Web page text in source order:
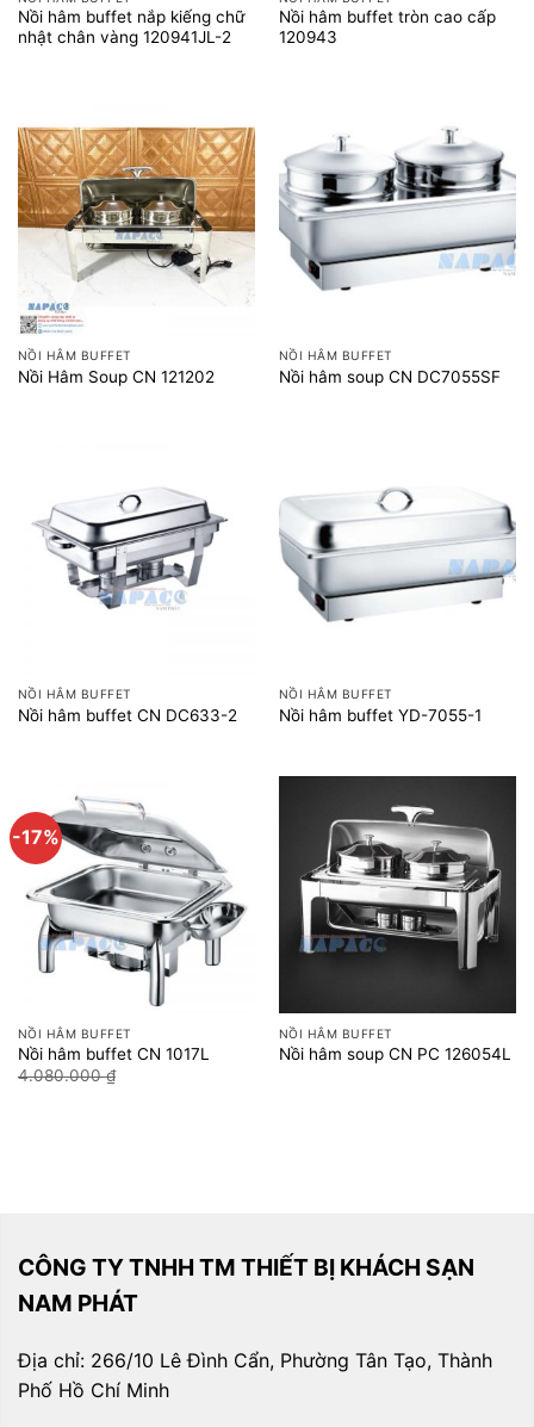
Nồi hâm buffet nắp kiếng chữ
nhật chân vàng 120941JL-2
Nồi hâm buffet tròn cao cấp
120943
NỒI HÂM BUFFET
Nồi Hâm Soup CN 121202
NỒI HÂM BUFFET
Nồi hâm soup CN DC7055SF
NỒI HÂM BUFFET
Nồi hâm buffet CN DC633-2
NỒI HÂM BUFFET
Nồi hâm buffet YD-7055-1
-17%
NỒI HÂM BUFFET
Nồi hâm buffet CN 1017L
4.080.000₫
NỒI HÂM BUFFET
Nồi hâm soup CN PC 126054L
CÔNG TY TNHH TM THIẾT BỊ KHÁCH SẠN
NAM PHÁT
Địa chỉ: 266/10 Lê Đình Cẩn, Phường Tân Tạo, Thành
Phố Hồ Chí Minh